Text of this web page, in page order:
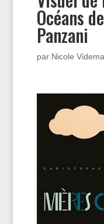
Océans
Panzani
par Nicole